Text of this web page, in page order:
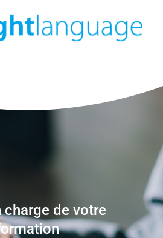
charge de votre